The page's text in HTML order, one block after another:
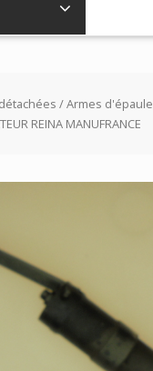
/Armes d'épaule
REINA MANUFRANCE